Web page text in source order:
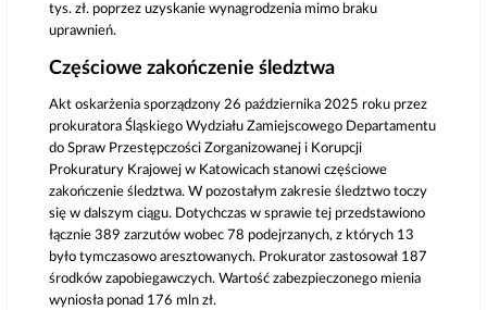
tys. zł. poprzez uzyskanie wynagrodzenia mimo braku
uprawnień.
Częściowe zakończenie śledztwa
Akt oskarżenia sporządzony 26 października 2025 roku przez
prokuratora Śląskiego Wydziału Zamiejscowego Departamentu
do Spraw Przestępczości Zorganizowanej i Korupcji
Prokuratury Krajowej w Katowicach stanowi częściowe
zakończenie śledztwa. W pozostałym zakresie śledztwo toczy
się w dalszym ciągu. Dotychczas w sprawie tej przedstawiono
łącznie 389 zarzutów wobec 78 podejrzanych, z których 13
było tymczasowo aresztowanych. Prokurator zastosował 187
środków zapobiegawczych. Wartość zabezpieczonego mienia
wyniosła ponad 176 mln zł.